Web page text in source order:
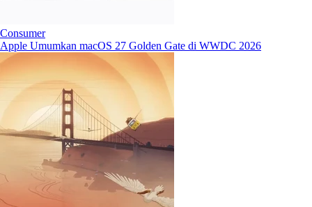
Consumer
Apple Umumkan macOS 27 Golden Gate di WWDC 2026